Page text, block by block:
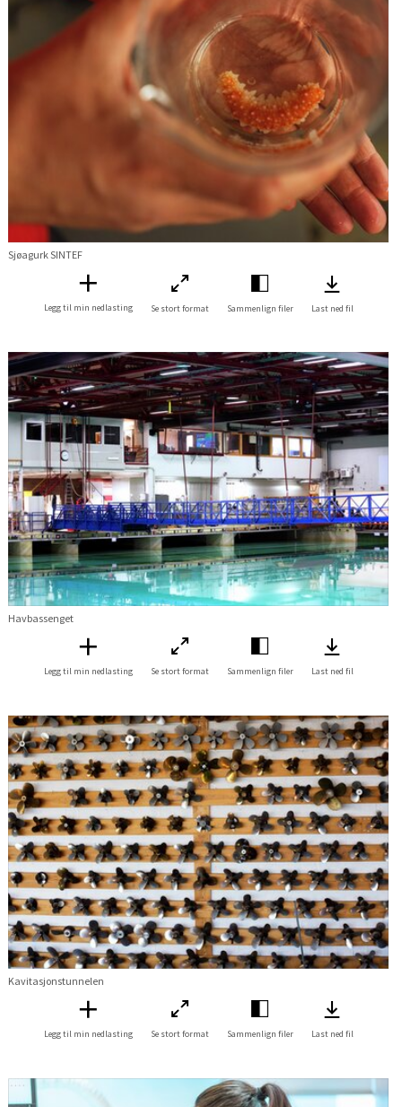
Sjøagurk SINTEF
Legg til min nedlasting Se stort format Sammenlign filer Last ned fil
Havbassenget
Legg til min nedlasting Se stort format Sammenlign filer Last ned fil
Kavitasjonstunnelen
Legg til min nedlasting Se stort format Sammenlign filer Last ned fil